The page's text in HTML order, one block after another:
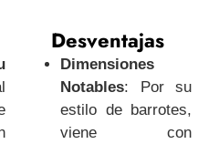
Desventajas
Dimensiones
Notables: Por su
estilo de barrotes,
viene con